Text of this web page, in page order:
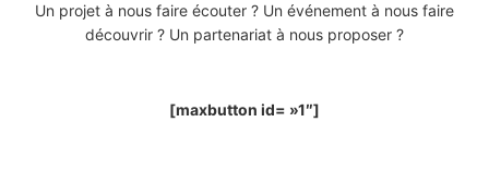
Un projet à nous faire écouter ? Un événement à nous faire
découvrir ? Un partenariat à nous proposer ?
[maxbutton id= »1″]